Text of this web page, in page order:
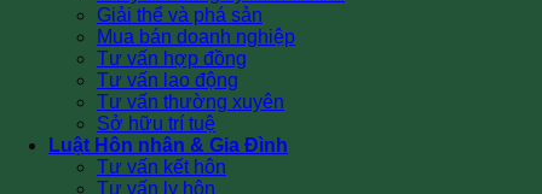
Giải thể và phá sản
Mua bán doanh nghiệp
Tư vấn hợp đồng
Tư vấn lao động
Tư vấn thường xuyên
Sở hữu trí tuệ
Luật Hôn nhân & Gia Đình
Tư vấn kết hôn
Tư vấn ly hôn